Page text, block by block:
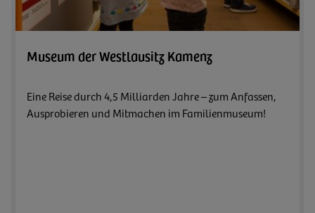
Zum
Museum der Westlausitz Kamenz
Eine Reise durch 4,5 Milliarden Jahre – zum Anfassen,
Ausprobieren und Mitmachen im Familienmuseum!